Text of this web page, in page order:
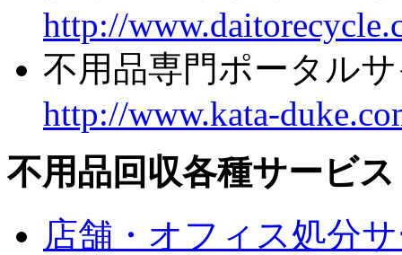
http://
不用品専門ポータル
http://www.kata-
不用品回収各種サービス
店舗・オフィス処分